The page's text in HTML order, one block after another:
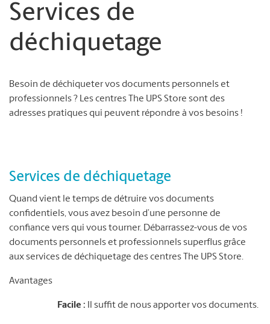
Services de
déchiquetage
Besoin de déchiqueter vos documents personnels et
professionnels ? Les centres The UPS Store sont des
adresses pratiques qui peuvent répondre à vos besoins !
Services de déchiquetage
Quand vient le temps de détruire vos documents
confidentiels, vous avez besoin d’une personne de
confiance vers qui vous tourner. Débarrassez-vous de vos
documents personnels et professionnels superflus grâce
aux services de déchiquetage des centres The UPS Store.
Avantages
Facile : Il suffit de nous apporter vos documents.